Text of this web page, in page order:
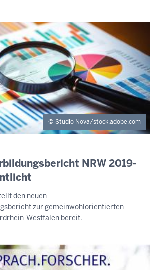
Studio Nova/stock.adobe.com
NRW 2019-
den neuen
zur gemeinwohlorientierten
Westfalen bereit.